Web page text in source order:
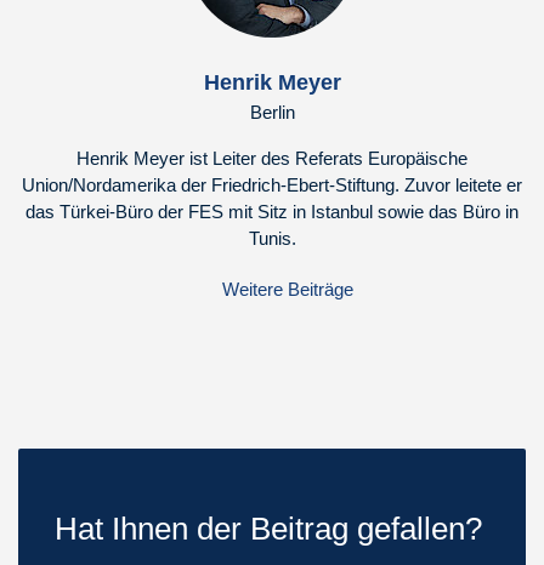
Henrik Meyer
Berlin
Henrik Meyer ist Leiter des Referats Europäische
Union/Nordamerika der Friedrich-Ebert-Stiftung. Zuvor leitete er
das Türkei-Büro der FES mit Sitz in Istanbul sowie das Büro in
Tunis.
Weitere Beiträge
Hat Ihnen der Beitrag gefallen?